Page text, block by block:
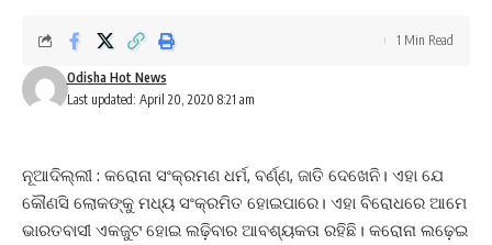
Last updated: April 20, 2020 8:21 am
Odisha Hot News
1 Min Read
ନୂଆଦିଲ୍ଲୀ : କରୋନା ସଂକ୍ରମଣ ଧର୍ମ, ବର୍ଣ୍ଣ, ଜାତି ଦେଖେନି। ଏହା ଯେ
କୌଣସି ଲୋକଙ୍କୁ ମଧ୍ୟ ସଂକ୍ରମିତ ହୋଇପାରେ। ଏହା ବିରୋଧରେ ଆମେ
ଭାରତବାସୀ ଏକଜୁଟ ହୋଇ ଲଢ଼ିବାର ଆବଶ୍ୟକତା ରହିଛି। କରୋନା ଲଢ଼େଇ